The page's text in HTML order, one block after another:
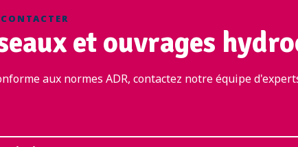
et ouvrages
aux normes ADR, contactez notre équipe